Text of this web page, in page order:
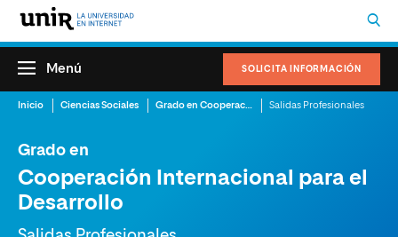
SOLICITA INFORMACIÓN
Menú
Inicio Ciencias Sociales Grado en Cooperación Internacional para el Desarrollo Salidas Profesionales
Grado en
Cooperación Internacional para el
Desarrollo